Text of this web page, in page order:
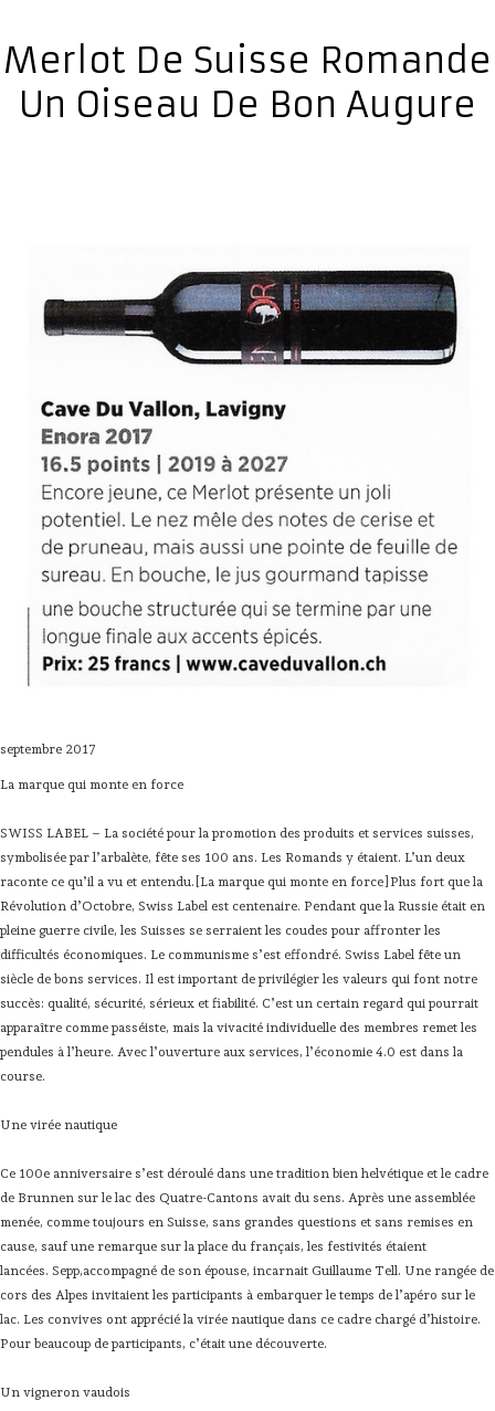
Merlot De Suisse Romande
Un Oiseau De Bon Augure
septembre 2017
La marque qui monte en force
SWISS LABEL – La société pour la promotion des produits et services suisses,
symbolisée par ­l’arbalète, fête ses 100 ans. Les Romands y étaient. L’un deux
raconte ce qu’il a vu et entendu.[La marque qui monte en force]Plus fort que la
Révolution d’Octobre, Swiss Label est centenaire. Pendant que la Russie était en
pleine guerre civile, les Suisses se serraient les coudes pour affronter les
difficultés économiques. Le communisme s’est effondré. Swiss Label fête un
siècle de bons services. Il est important de privilégier les valeurs qui font notre
succès: qualité, sécurité, sérieux et fiabilité. C’est un certain regard qui pourrait
apparaître comme passéiste, mais la vivacité individuelle des membres remet les
pendules à l’heure. Avec l’ouverture aux services, l’économie 4.0 est dans la
course.
Une virée nautique
Ce 100e anniversaire s’est déroulé dans une tradition bien helvétique et le cadre
de Brunnen sur le lac des Quatre-Cantons avait du sens. Après une assemblée
menée, comme toujours en Suisse, sans grandes questions et sans remises en
cause, sauf une remarque sur la place du français, les festivités étaient
lancées. Sepp,accompagné de son épouse, incarnait Guillaume Tell. Une rangée de
cors des Alpes invitaient les participants à embarquer le temps de l’apéro sur le
lac. Les convives ont apprécié la virée nautique dans ce cadre chargé d’histoire.
Pour beaucoup de participants, c’était une découverte.
Un vigneron vaudois